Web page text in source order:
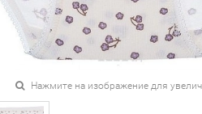
Нажмите на изображение для